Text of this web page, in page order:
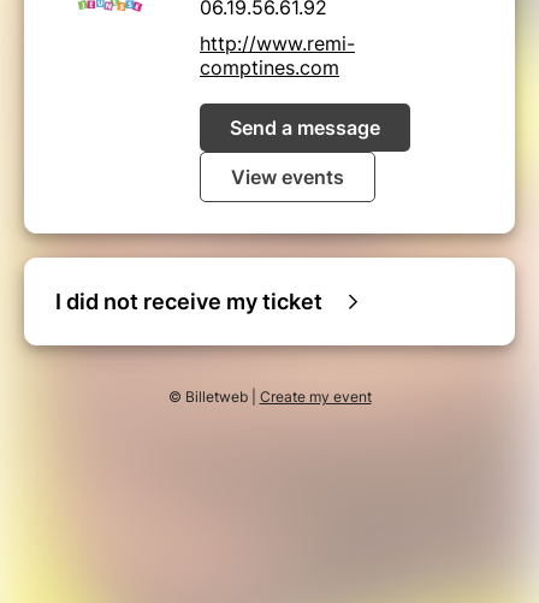
06.19.56.61.92
http://www.remi-
comptines.com
Send a message
View events
I did not receive my ticket
© Billetweb | Create my event